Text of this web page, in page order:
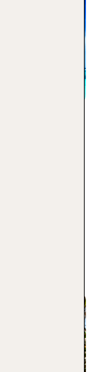
hast noch keine
Wir haben
dir unsere